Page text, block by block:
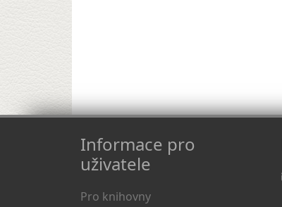
Informace pro
uživatele
Pro knihovny